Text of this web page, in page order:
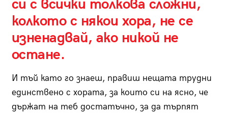
си с всички толкова сложни,
колкото с някои хора, не се
изненадвай, ако никой не
остане.
И тъй като го знаеш, правиш нещата трудни
единствено с хората, за които си на ясно, че
държат на теб достатъчно, за да търпят